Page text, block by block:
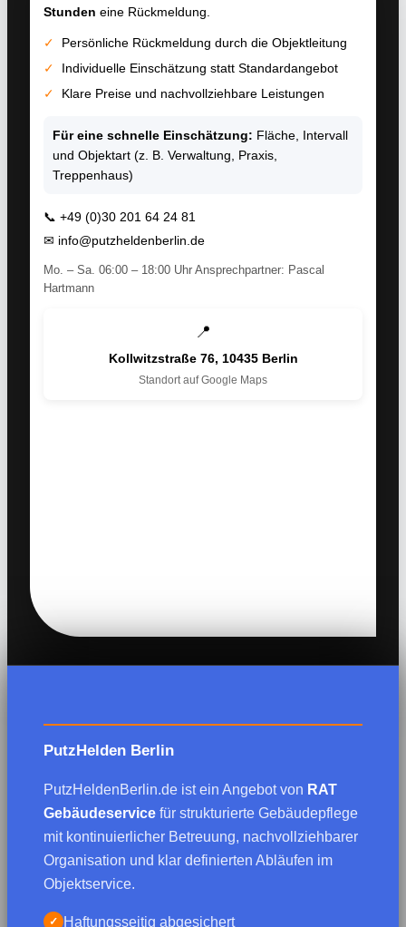
Stunden eine Rückmeldung.
✓
Persönliche Rückmeldung durch die Objektleitung
✓
Individuelle Einschätzung statt Standardangebot
✓
Klare Preise und nachvollziehbare Leistungen
Für eine schnelle Einschätzung: Fläche, Intervall
und Objektart (z. B. Verwaltung, Praxis,
Treppenhaus)
📞 +49 (0)30 201 64 24 81
✉ info@putzheldenberlin.de
Mo. – Sa. 06:00 – 18:00 Uhr Ansprechpartner: Pascal
Hartmann
📍
Kollwitzstraße 76, 10435 Berlin
Standort auf Google Maps
PutzHelden Berlin
PutzHeldenBerlin.de ist ein Angebot von RAT
Gebäudeservice für strukturierte Gebäudepflege
mit kontinuierlicher Betreuung, nachvollziehbarer
Organisation und klar definierten Abläufen im
Objektservice.
✓ Haftungsseitig abgesichert